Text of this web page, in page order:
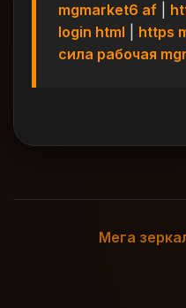
mgmarket6 af
login html
https
сила рабочая
Мега